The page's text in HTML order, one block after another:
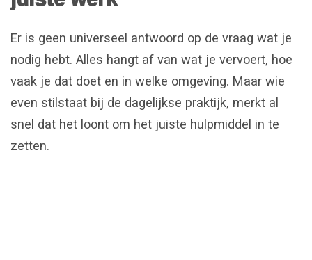
Er is geen universeel antwoord op de vraag wat je
nodig hebt. Alles hangt af van wat je vervoert, hoe
vaak je dat doet en in welke omgeving. Maar wie
even stilstaat bij de dagelijkse praktijk, merkt al
snel dat het loont om het juiste hulpmiddel in te
zetten.